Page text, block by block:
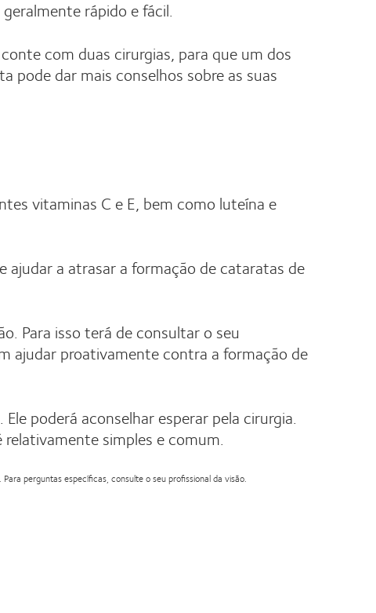
rápido e fácil.
com duas cirurgias, para que um dos
dar mais conselhos sobre as suas
vitaminas C e E, bem como luteína e
ajudar a atrasar a formação de cataratas de
Para isso terá de consultar o seu
ajudar proativamente contra a formação de
poderá aconselhar esperar pela cirurgia.
simples e comum.
perguntas específicas, consulte o seu profissional da visão.